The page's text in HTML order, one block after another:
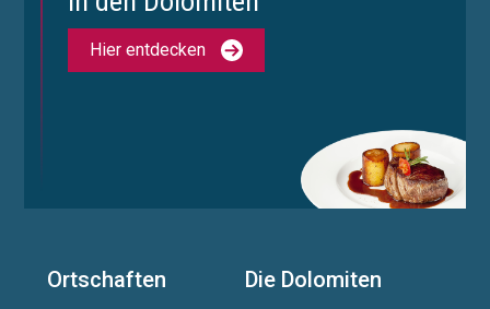
Hier entdecken
Ortschaften Die Dolomiten